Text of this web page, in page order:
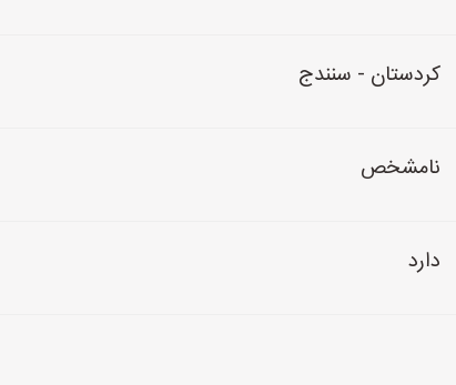
کردستان - سنندج
نامشخص
دارد